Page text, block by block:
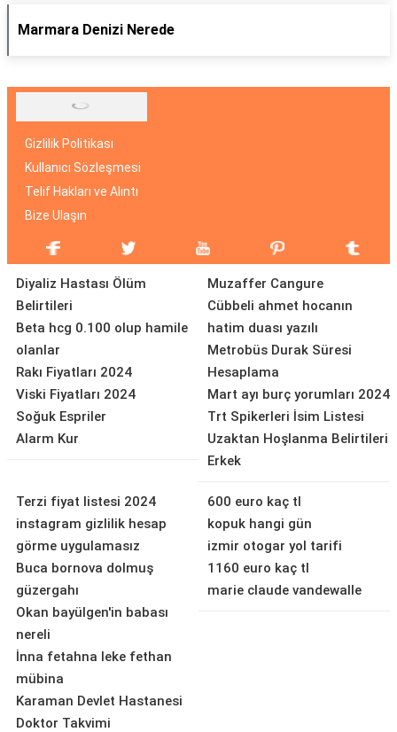
Marmara Denizi Nerede
Gizlilik Politikası
Kullanıcı Sözleşmesi
Telif Hakları ve Alıntı
Bize Ulaşın
Diyaliz Hastası Ölüm
Belirtileri
Beta hcg 0.100 olup hamile
olanlar
Rakı Fiyatları 2024
Viski Fiyatları 2024
Soğuk Espriler
Alarm Kur
Muzaffer Cangure
Cübbeli ahmet hocanın
hatim duası yazılı
Metrobüs Durak Süresi
Hesaplama
Mart ayı burç yorumları 2024
Trt Spikerleri İsim Listesi
Uzaktan Hoşlanma Belirtileri
Erkek
Terzi fiyat listesi 2024
instagram gizlilik hesap
görme uygulamasız
Buca bornova dolmuş
güzergahı
Okan bayülgen'in babası
nereli
İnna fetahna leke fethan
mübina
Karaman Devlet Hastanesi
Doktor Takvimi
600 euro kaç tl
kopuk hangi gün
izmir otogar yol tarifi
1160 euro kaç tl
marie claude vandewalle